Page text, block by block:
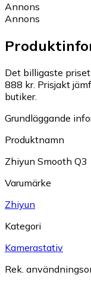
Annons
Annons
Det billigaste
888 kr. Prisjakt
butiker.
Grundläggande
Produktnamn
Zhiyun Smooth Q3
Varumärke
Zhiyun
Kategori
Kamerastativ
Rek.